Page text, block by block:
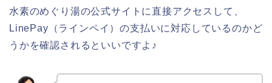
水素のめぐり湯の公式サイトに直接アクセスして、
LinePay（ラインペイ）の支払いに対応しているのかど
うかを確認されるといいですよ♪